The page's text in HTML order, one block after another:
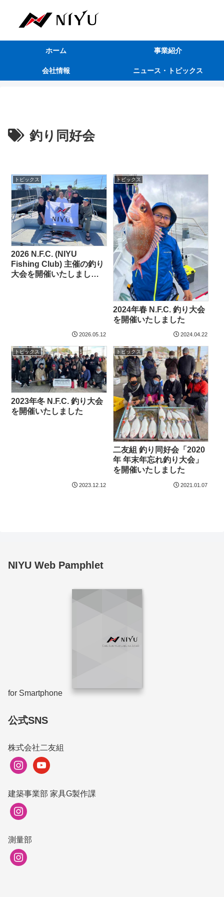
ホーム 事業紹介
会社情報 ニュース・トピックス
釣り同好会
トピックス
2026 N.F.C. (NIYU
Fishing Club) 主催の釣り
大会を開催いたしまし
2026.05.12
トピックス
2024年春 N.F.C. 釣り大会
を開催いたしました
2024.04.22
トピックス
2023年冬 N.F.C. 釣り大会
を開催いたしました
2023.12.12
トピックス
二友組 釣り同好会「2020
年 年末年忘れ釣り大会」
を開催いたしました
2021.01.07
NIYU Web Pamphlet
for Smartphone
公式SNS
株式会社二友組
instagramyoutube
建築事業部 家具G製作課
instagram
測量部
instagram